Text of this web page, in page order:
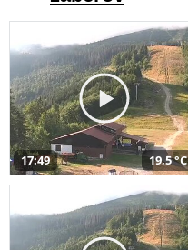
17:49 19,5 °C